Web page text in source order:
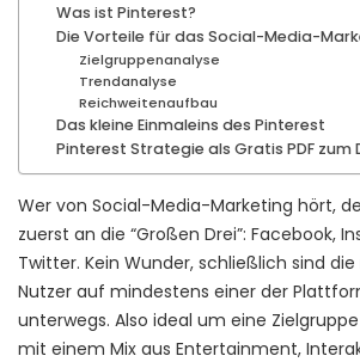
Was ist Pinterest?
Die Vorteile für das Social-Media-
Zielgruppenanalyse
Trendanalyse
Reichweitenaufbau
Das kleine Einmaleins des Pinterest
Pinterest Strategie als Gratis PDF zum
Wer von Social-Media-Marketing hört,
zuerst an die “Großen Drei”: Facebook,
Twitter. Kein Wunder, schließlich sind
Nutzer auf mindestens einer der
unterwegs. Also ideal um eine
mit einem Mix aus Entertainment,